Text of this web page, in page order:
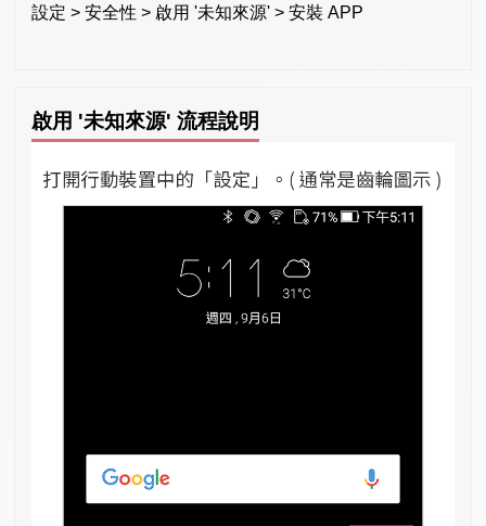
設定 > 安全性 > 啟用 '未知來源' > 安裝 APP
啟用 '未知來源' 流程說明